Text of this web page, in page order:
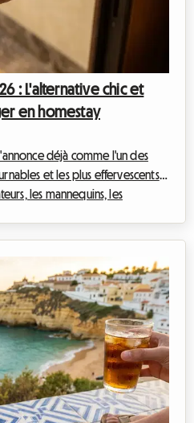
: L'alternative chic et
en homestay
déjà comme l'un des
et les plus effervescents
les mannequins, les
savons à quel point la recherche
véritable parcours du
de ...